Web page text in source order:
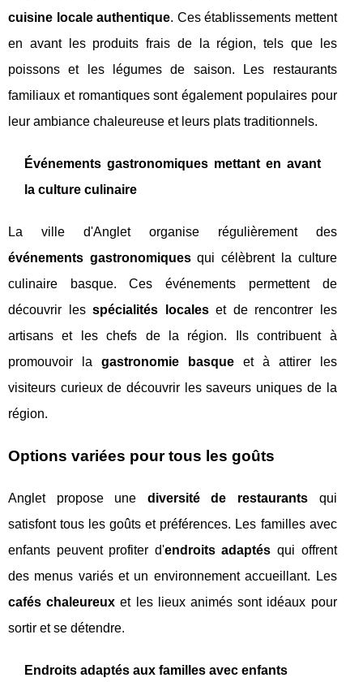
cuisine locale authentique. Ces établissements mettent
en avant les produits frais de la région, tels que les
poissons et les légumes de saison. Les restaurants
familiaux et romantiques sont également populaires pour
leur ambiance chaleureuse et leurs plats traditionnels.
Événements gastronomiques mettant en avant
la culture culinaire
La ville d'Anglet organise régulièrement des
événements gastronomiquesqui célèbrent la culture
culinaire basque. Ces événements permettent de
découvrir lesspécialités localeset de rencontrer les
artisans et les chefs de la région. Ils contribuent à
promouvoir la gastronomie basqueet à attirer les
visiteurs curieux de découvrir les saveurs uniques de la
région.
Options variées pour tous les goûts
Anglet propose une diversité de restaurants qui
satisfont tous les goûts et préférences. Les familles avec
enfants peuvent profiter d'endroits adaptés qui offrent
des menus variés et un environnement accueillant. Les
cafés chaleureux et les lieux animés sont idéaux pour
sortir et se détendre.
Endroits adaptés aux familles avec enfants